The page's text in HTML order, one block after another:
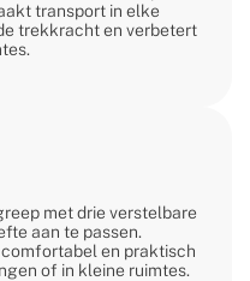
transport in elke
trekkracht en verbetert
met drie verstelbare
aan te passen.
en praktisch
of in kleine ruimtes.